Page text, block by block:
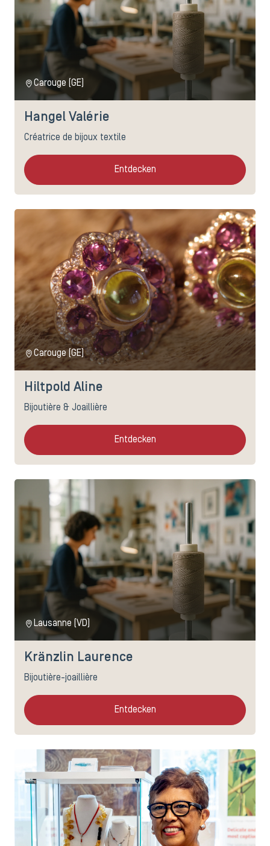
Carouge (GE)
Hangel Valérie
Créatrice de bijoux textile
Entdecken
Carouge (GE)
Hiltpold Aline
Bijoutière & Joaillière
Entdecken
Lausanne (VD)
Kränzlin Laurence
Bijoutière-joaillière
Entdecken